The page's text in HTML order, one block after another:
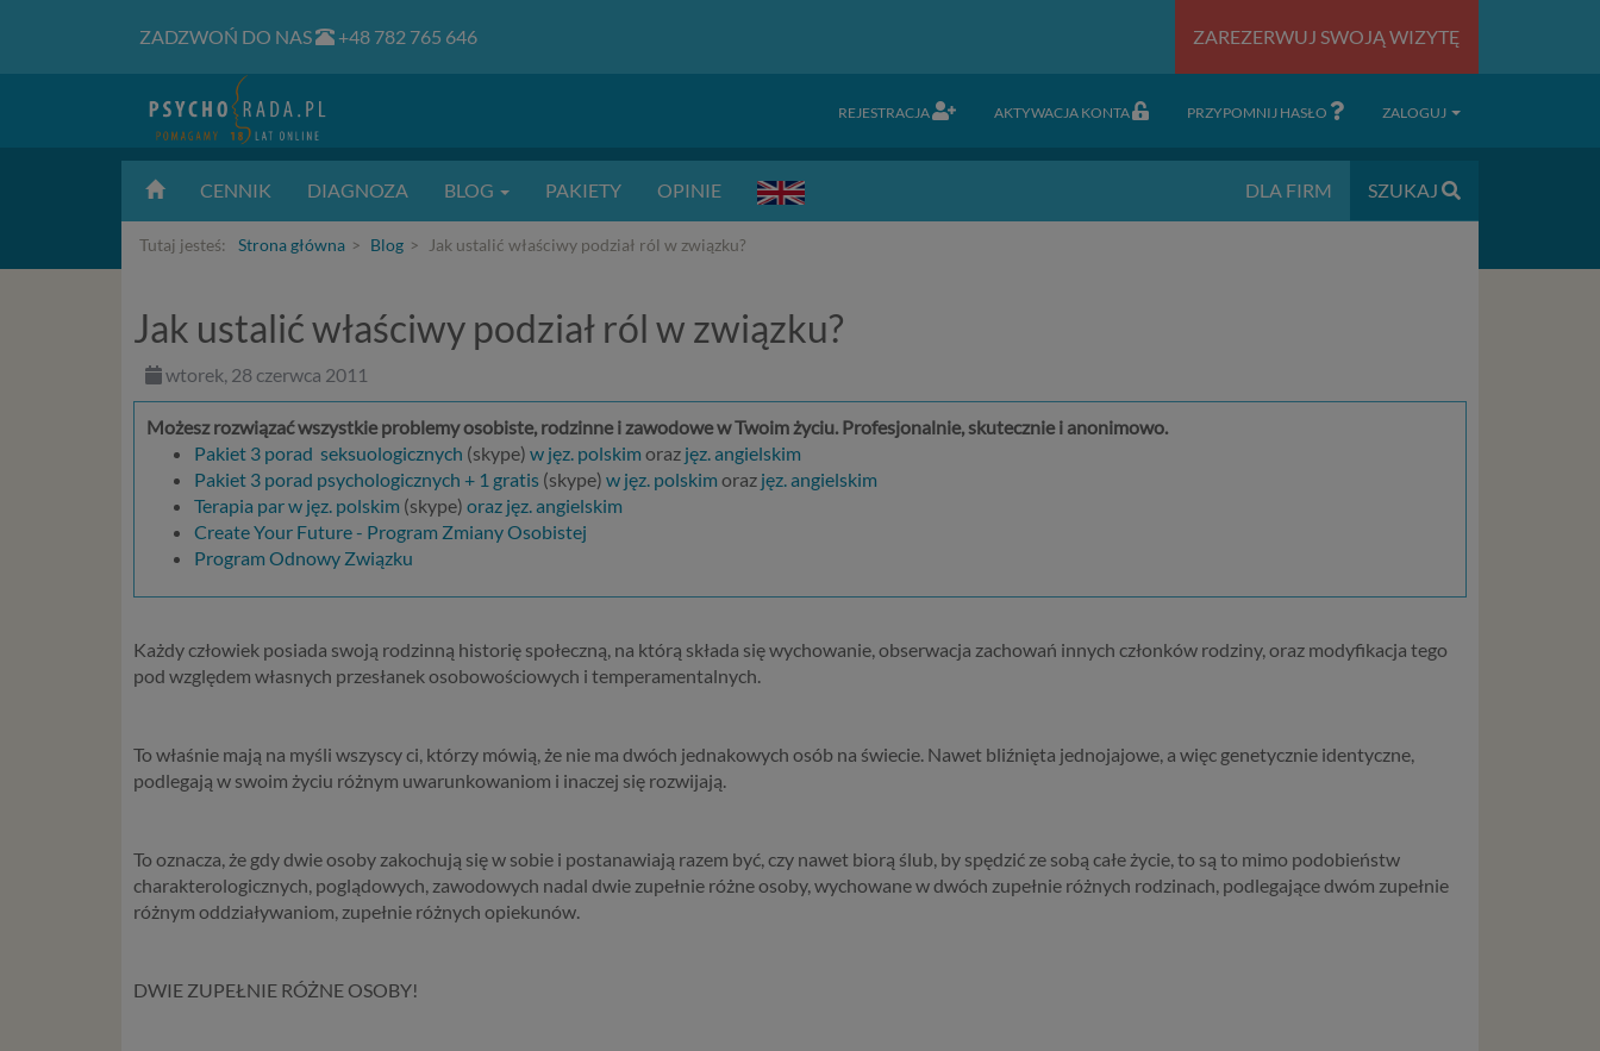
ZADZWOŃ DO NAS +48 782 765 646 ZAREZERWUJ SWOJĄ WIZYTĘ
REJESTRACJA AKTYWACJA KONTA PRZYPOMNIJ HASŁO ZALOGUJ
CENNIK DIAGNOZA BLOG PAKIETY OPINIE DLA FIRM SZUKAJ
Tutaj jesteś: Strona główna Blog Jak ustalić właściwy podział ról w związku?
Jak ustalić właściwy podział ról w związku?
wtorek, 28 czerwca 2011
Możesz rozwiązać wszystkie problemy osobiste, rodzinne i zawodowe w Twoim życiu. Profesjonalnie, skutecznie i anonimowo.
Pakiet 3 porad seksuologicznych (skype) w jęz. polskim oraz jęz. angielskim
Pakiet 3 porad psychologicznych + 1 gratis (skype) w jęz. polskim oraz jęz. angielskim
Terapia par w jęz. polskim (skype) oraz jęz. angielskim
Create Your Future - Program Zmiany Osobistej
Program Odnowy Związku
Każdy człowiek posiada swoją rodzinną historię społeczną, na którą składa się wychowanie, obserwacja zachowań innych członków rodziny, oraz modyfikacja tego
pod względem własnych przesłanek osobowościowych i temperamentalnych.
To właśnie mają na myśli wszyscy ci, którzy mówią, że nie ma dwóch jednakowych osób na świecie. Nawet bliźnięta jednojajowe, a więc genetycznie identyczne,
podlegają w swoim życiu różnym uwarunkowaniom i inaczej się rozwijają.
To oznacza, że gdy dwie osoby zakochują się w sobie i postanawiają razem być, czy nawet biorą ślub, by spędzić ze sobą całe życie, to są to mimo podobieństw
charakterologicznych, poglądowych, zawodowych nadal dwie zupełnie różne osoby, wychowane w dwóch zupełnie różnych rodzinach, podlegające dwóm zupełnie
różnym oddziaływaniom, zupełnie różnych opiekunów.
DWIE ZUPEŁNIE RÓŻNE OSOBY!